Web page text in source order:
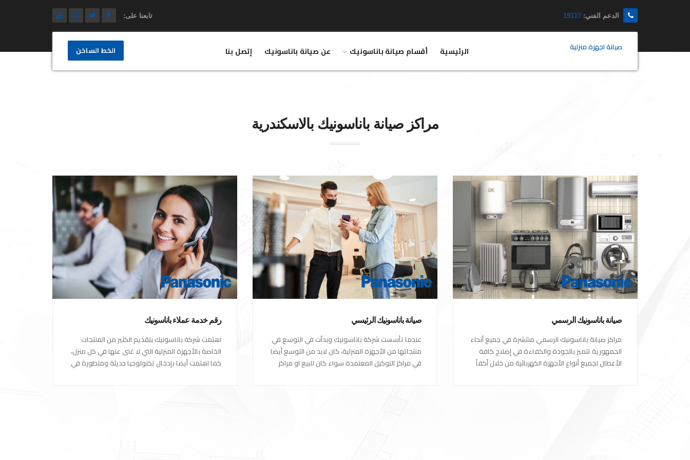
الدعم الفني: 19117 تابعنا على:
صيانة اجهزة منزلية الرئيسية أقسام صيانة باناسونيك عن صيانة باناسونيك إتصل بنا الخط الساخن
مراكز صيانة باناسونيك بالاسكندرية
صيانة باناسونيك الرسمي
مراكز صيانة باناسونيك الرسمي منتشرة في جميع أنحاء
الجمهورية تتميز بالجودة والكفاءة في إصلاح كافة
الأعطال لجميع أنواع الأجهزة الكهربائية من خلال أكفأ
صيانة باناسونيك الرئيسي
عندما تأسست شركة باناسونيك وبدأت في التوسع في
منتجاتها من الأجهزة المنزلية، كان لابد من التوسع أيضا
في مراكز التوكيل المعتمدة سواء كان للبيع او مراكز
رقم خدمة عملاء باناسونيك
اهتمت شركة باناسونيك بتقديم الكثير من المنتجات
الخاصة بالأجهزة المنزلية التي لا غنى عنها في كل منزل،
كما اهتمت أيضا بإدخال تكنولوجيا حديثة ومتطورة في